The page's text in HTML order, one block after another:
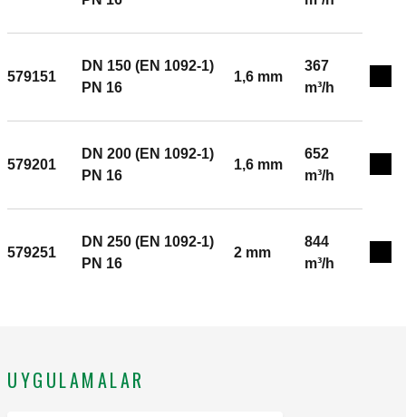
579151
DN 150 (EN 1092-1)
PN 16
1,6 mm
367
m³/h
579201
DN 200 (EN 1092-1)
PN 16
1,6 mm
652
m³/h
579251
DN 250 (EN 1092-1)
PN 16
2 mm
844
m³/h
UYGULAMALAR